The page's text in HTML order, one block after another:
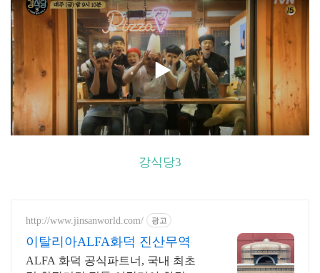
강식당3
http://www.jinsanworld.com/ 광고
이탈리아ALFA화덕 진산무역
ALFA 화덕 공식파트너, 국내 최초